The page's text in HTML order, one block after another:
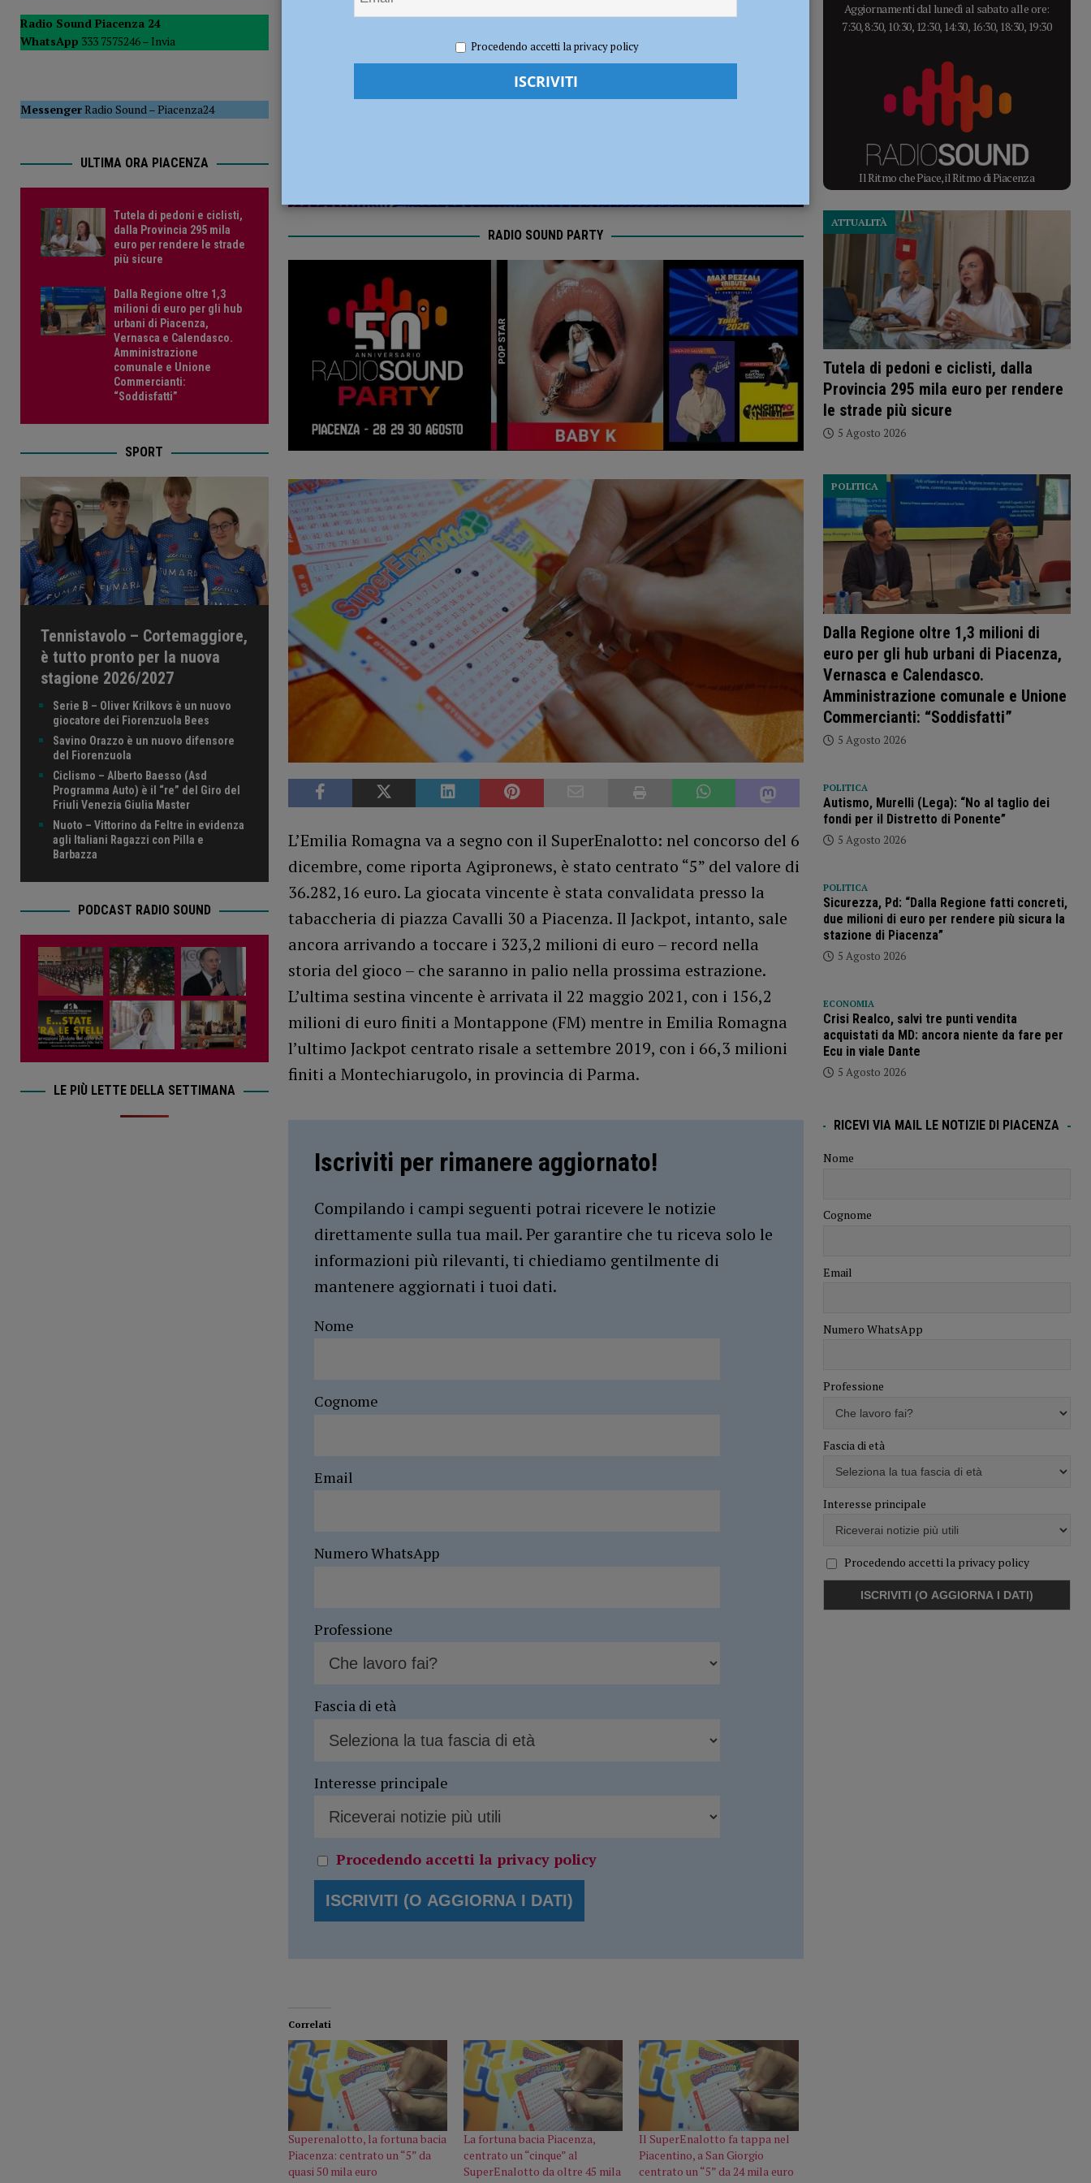
POLITICA
[ 5 Agosto 2026 ] Caldo estremo e asili nido, Tagliaferri (FdI): “Verificare subito la situazione nella provincia di Piacenza”
Redazione FG Attualità
RADIO SOUND PARTY
L’Emilia Romagna va a segno con il SuperEnalotto: nel concorso del 6
dicembre, come riporta Agipronews, è stato centrato “5” del valore di
36.282,16 euro. La giocata vincente è stata convalidata presso la
tabaccheria di piazza Cavalli 30 a Piacenza. Il Jackpot, intanto, sale
ancora arrivando a toccare i 323,2 milioni di euro – record nella
storia del gioco – che saranno in palio nella prossima estrazione.
L’ultima sestina vincente è arrivata il 22 maggio 2021, con i 156,2
milioni di euro finiti a Montappone (FM) mentre in Emilia Romagna
l’ultimo Jackpot centrato risale a settembre 2019, con i 66,3 milioni
finiti a Montechiarugolo, in provincia di Parma.
Iscriviti per rimanere aggiornato!
Compilando i campi seguenti potrai ricevere le notizie
direttamente sulla tua mail. Per garantire che tu riceva solo le
informazioni più rilevanti, ti chiediamo gentilmente di
mantenere aggiornati i tuoi dati.
Nome
Cognome
Email
Numero WhatsApp
Professione
Fascia di età
Interesse principale
Procedendo accetti la privacy policy
Correlati
Superenalotto, la fortuna bacia
Piacenza: centrato un “5” da
quasi 50 mila euro
La fortuna bacia Piacenza,
centrato un “cinque” al
SuperEnalotto da oltre 45 mila
Il SuperEnalotto fa tappa nel
Piacentino, a San Giorgio
centrato un “5” da 24 mila euro
Radio Sound Piacenza 24
WhatsApp 333 7575246 – Invia
MessengerRadio Sound–Piacenza24
ULTIMA ORA PIACENZA
Tutela di pedoni e ciclisti,
dalla Provincia 295 mila
euro per rendere le strade
più sicure
Dalla Regione oltre 1,3
milioni di euro per gli hub
urbani di Piacenza,
Vernasca e Calendasco.
Amministrazione
comunale e Unione
Commercianti:
“Soddisfatti”
SPORT
Tennistavolo – Cortemaggiore,
è tutto pronto per la nuova
stagione 2026/2027
Serie B – Oliver Krilkovs è un nuovo
giocatore dei Fiorenzuola Bees
Savino Orazzo è un nuovo difensore
del Fiorenzuola
Ciclismo – Alberto Baesso (Asd
Programma Auto) è il “re” del Giro del
Friuli Venezia Giulia Master
Nuoto – Vittorino da Feltre in evidenza
agli Italiani Ragazzi con Pilla e
Barbazza
PODCAST RADIO SOUND
LE PIÙ LETTE DELLA SETTIMANA
Aggiornamenti dal lunedì al sabato alle ore:
7:30, 8:30, 10:30, 12:30, 14:30, 16:30, 18:30, 19:30
Il Ritmo che Piace, il Ritmo di Piacenza
Tutela di pedoni e ciclisti, dalla
Provincia 295 mila euro per rendere
le strade più sicure
ATTUALITÀ
5 Agosto 2026
Dalla Regione oltre 1,3 milioni di
euro per gli hub urbani di Piacenza,
Vernasca e Calendasco.
Amministrazione comunale e Unione
Commercianti: “Soddisfatti”
POLITICA
5 Agosto 2026
POLITICA
Autismo, Murelli (Lega): “No al taglio dei
fondi per il Distretto di Ponente”
5 Agosto 2026
POLITICA
Sicurezza, Pd: “Dalla Regione fatti concreti,
due milioni di euro per rendere più sicura la
stazione di Piacenza”
5 Agosto 2026
ECONOMIA
Crisi Realco, salvi tre punti vendita
acquistati da MD: ancora niente da fare per
Ecu in viale Dante
5 Agosto 2026
RICEVI VIA MAIL LE NOTIZIE DI PIACENZA
Nome
Cognome
Email
Numero WhatsApp
Professione
Fascia di età
Interesse principale
Procedendo accetti la privacy policy
Procedendo accetti la privacy policy